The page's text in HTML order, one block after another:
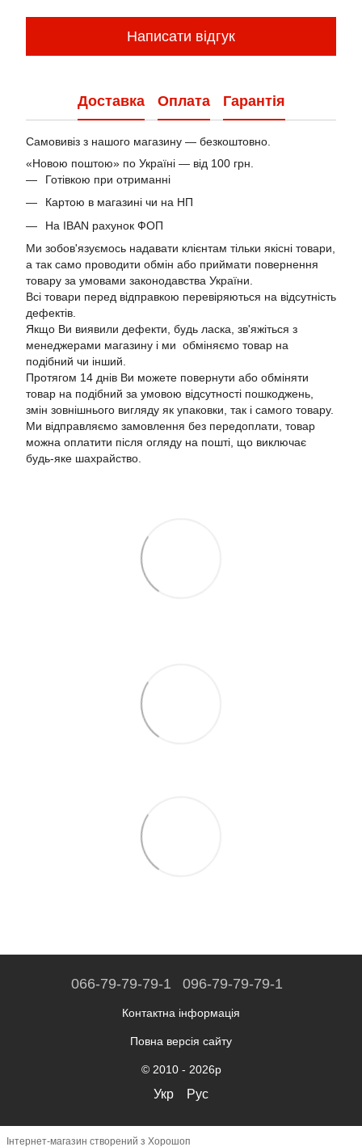
Написати відгук
Доставка Оплата Гарантія
Самовивіз з нашого магазину — безкоштовно.
«Новою поштою» по Україні — від 100 грн.
Готівкою при отриманні
Картою в магазині чи на НП
На IBAN рахунок ФОП
Ми зобов'язуємось надавати клієнтам тільки якісні товари,
а так само проводити обмін або приймати повернення
товару за умовами законодавства України.
Всі товари перед відправкою перевіряються на відсутність
дефектів.
Якщо Ви виявили дефекти, будь ласка, зв'яжіться з
менеджерами магазину і ми обміняємо товар на
подібний чи інший.
Протягом 14 днів Ви можете повернути або обміняти
товар на подібний за умовою відсутності пошкоджень,
змін зовнішнього вигляду як упаковки, так і самого товару.
Ми відправляємо замовлення без передоплати, товар
можна оплатити після огляду на пошті, що виключає
будь-яке шахрайство.
066-79-79-79-1 096-79-79-79-1
Контактна інформація
Повна версія сайту
© 2010 - 2026р
Укр Рус
Інтернет-магазин створений з Хорошоп